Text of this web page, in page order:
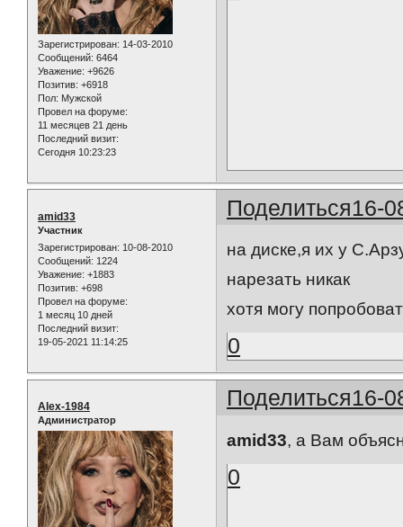
Зарегистрирован: 14-03-2010
Сообщений: 6464
Уважение: +9626
Позитив: +6918
Пол: Мужской
Провел на форуме:
11 месяцев 21 день
Последний визит:
Сегодня 10:23:23
Поделиться16-
amid33
Участник
Зарегистрирован: 10-08-2010
Сообщений: 1224
Уважение: +1883
Позитив: +698
Провел на форуме:
1 месяц 10 дней
Последний визит:
19-05-2021 11:14:25
на диске,я их у
нарезать никак
хотя могу
0
Поделиться16-
Alex-1984
Администратор
amid33, а Вам
0